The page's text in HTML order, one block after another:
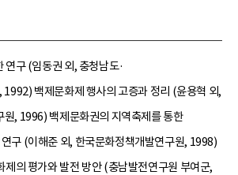
연구 (임동권 외, 충청남도·
1992) 백제문화제 행사의 고증과 정리 (윤용혁 외,
원, 1996) 백제문화권의 지역축제를 통한
구 (이해준 외, 한국문화정책개발연구원, 1998)
제의 평가와 발전 방안 (충남발전연구원 부여군,